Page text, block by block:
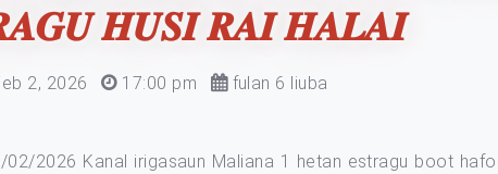
𝑯𝑼𝑺𝑰 𝑹𝑨𝑰 𝑯𝑨𝑳𝑨𝑰
2, 2026 17:00 pm fulan 6 liuba
02/2026 Kanal irigasaun Maliana 1 hetan estragu boot